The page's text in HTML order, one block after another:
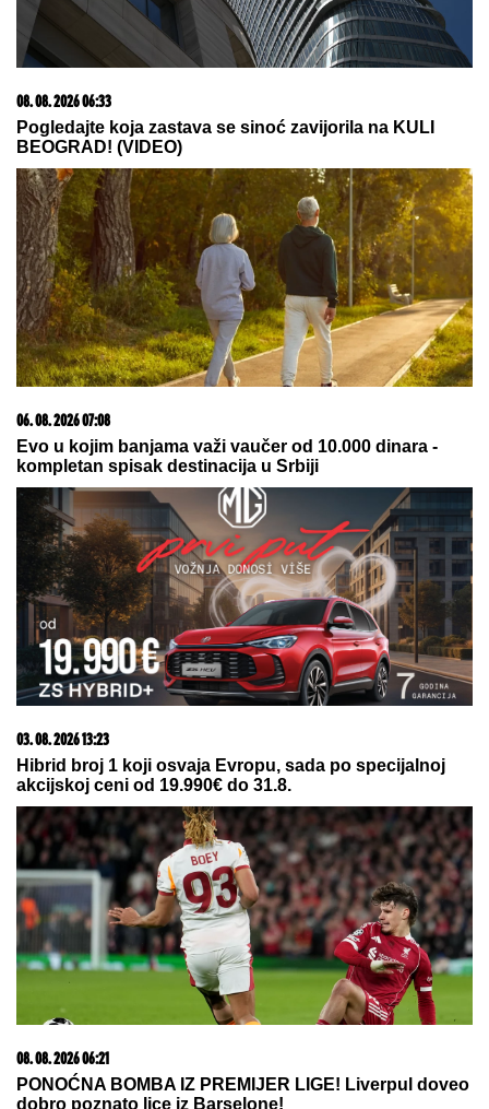
Najmoćniji kineski stelt lovci ISPALILI RAKETE iz
stratosfere
njihova fotografija iz noćnog
provoda, ZIFT CRNE KOSE, niko ne
bi rekao da su OVO ONE! (FOTO)
"PLAŠIM SE SMRTI"Pevačica (73) u
panici nakon smrti kolega: "Velika
sam kukavica, mužu ne smem ni da
pomenem kupovinu grobnice"
by Aklamator
07. 08. 2026 09:14
Сазнања „Политике”: Црна Гора следећа у војном
07. 08. 2026 15:07
Блокадери померили своје границе: За пожаре је
крива Српска православна црква
08. 08. 2026 06:33
Pogledajte koja zastava se sinoć zavijorila na KULI
BEOGRAD! (VIDEO)